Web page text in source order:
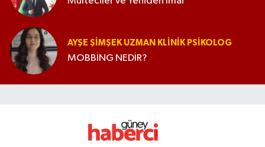
AYŞE ŞIMŞEK UZMAN KLINIK PSIKOLOG
MOBBİNG NEDİR?